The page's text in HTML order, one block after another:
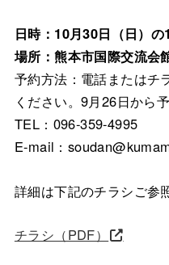
日時：10月30日（日）
場所：熊本市国際交流会
予約方法：電話またはチ
ください。9月26日から
TEL：096-359-4995
E-mail：
詳細は下記のチラシご参
チラシ（PDF）